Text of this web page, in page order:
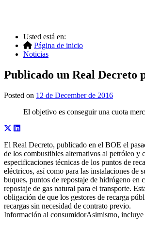
Usted está en:
Página de inicio
Noticias
Publicado un Real Decreto
Posted on 12 de December de 2016
El objetivo es conseguir una cuota
El Real Decreto, publicado en el BOE el
de los combustibles alternativos al petróleo y
especificaciones técnicas de los puntos de
eléctricos, así como para las instalaciones de
buques, puntos de repostaje de hidrógeno en
repostaje de gas natural para el transporte.
obligación de que los gestores de recarga
recargas sin necesidad de contrato previo.
Información al consumidorAsimismo,